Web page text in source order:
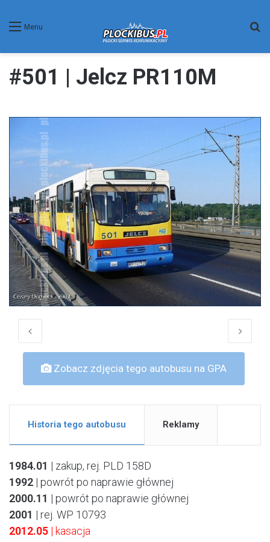
Menu
#501 | Jelcz PR110M
Zobacz zdjęcia tego autobusu na GPA
Historia tego autobusu Reklamy
1984.01 | zakup, rej. PLD 158D
1992 | powrót po naprawie głównej
2000.11 | powrót po naprawie głównej
2001 | rej. WP 10793
2012.05 | kasacja